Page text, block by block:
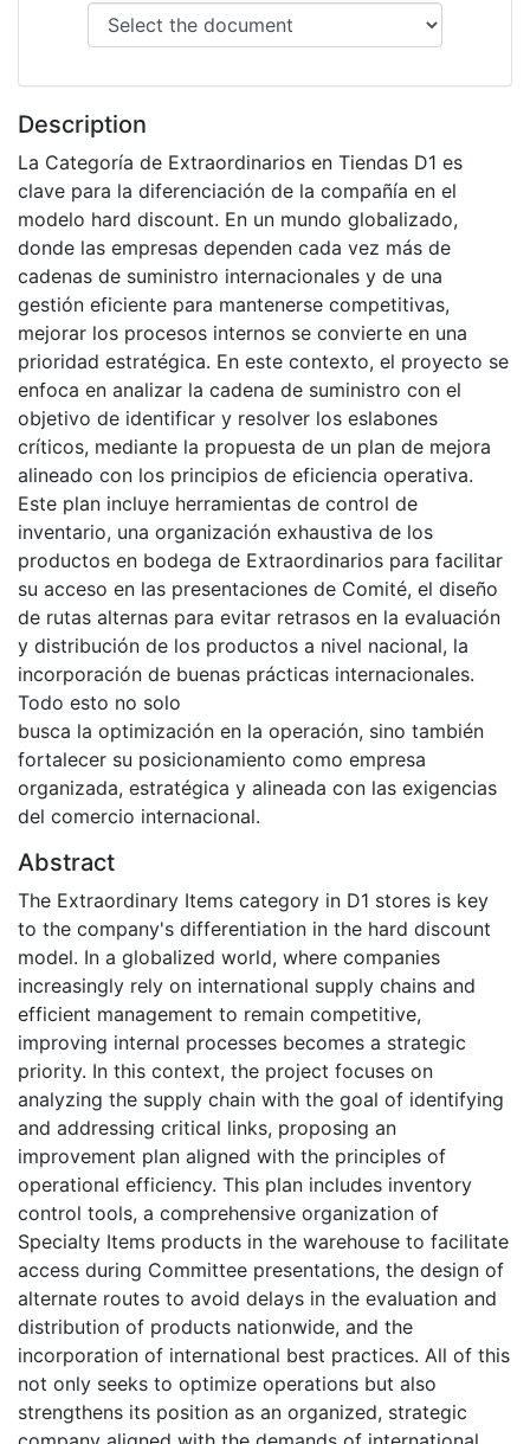
Description
La Categoría de Extraordinarios en Tiendas D1 es
clave para la diferenciación de la compañía en el
modelo hard discount. En un mundo globalizado,
donde las empresas dependen cada vez más de
cadenas de suministro internacionales y de una
gestión eficiente para mantenerse competitivas,
mejorar los procesos internos se convierte en una
prioridad estratégica. En este contexto, el proyecto se
enfoca en analizar la cadena de suministro con el
objetivo de identificar y resolver los eslabones
críticos, mediante la propuesta de un plan de mejora
alineado con los principios de eficiencia operativa.
Este plan incluye herramientas de control de
inventario, una organización exhaustiva de los
productos en bodega de Extraordinarios para facilitar
su acceso en las presentaciones de Comité, el diseño
de rutas alternas para evitar retrasos en la evaluación
y distribución de los productos a nivel nacional, la
incorporación de buenas prácticas internacionales.
Todo esto no solo
busca la optimización en la operación, sino también
fortalecer su posicionamiento como empresa
organizada, estratégica y alineada con las exigencias
del comercio internacional.
Abstract
The Extraordinary Items category in D1 stores is key
to the company's differentiation in the hard discount
model. In a globalized world, where companies
increasingly rely on international supply chains and
efficient management to remain competitive,
improving internal processes becomes a strategic
priority. In this context, the project focuses on
analyzing the supply chain with the goal of identifying
and addressing critical links, proposing an
improvement plan aligned with the principles of
operational efficiency. This plan includes inventory
control tools, a comprehensive organization of
Specialty Items products in the warehouse to facilitate
access during Committee presentations, the design of
alternate routes to avoid delays in the evaluation and
distribution of products nationwide, and the
incorporation of international best practices. All of this
not only seeks to optimize operations but also
strengthens its position as an organized, strategic